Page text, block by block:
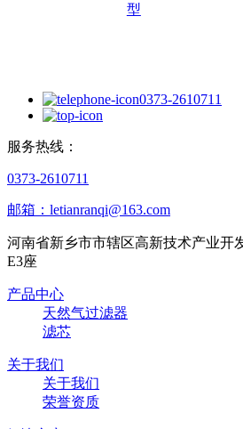
型
0373-2610711
服务热线：
0373-2610711
邮箱：letianranqi@163.com
河南省新乡市市辖区高新技术产业开
E3座
产品中心
天然气过滤器
滤芯
关于我们
关于我们
荣誉资质